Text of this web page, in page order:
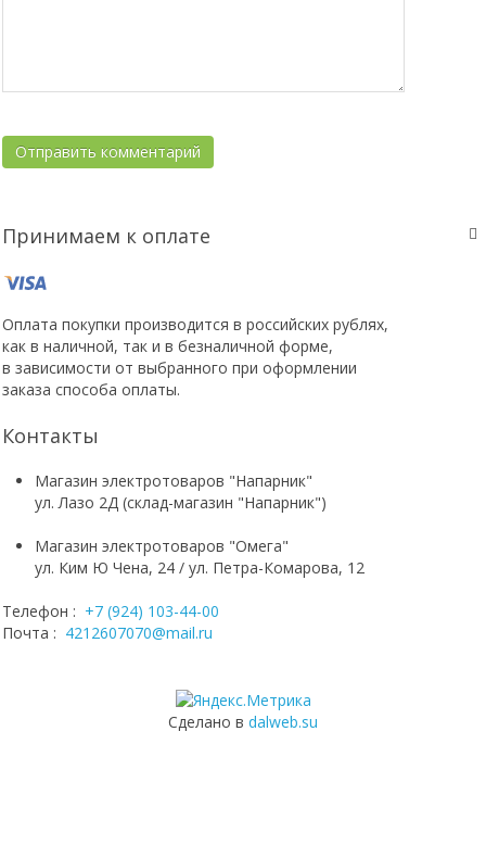
Принимаем к оплате
Оплата покупки производится в российских рублях,
как в наличной, так и в безналичной форме,
в зависимости от выбранного при оформлении
заказа способа оплаты.
Контакты
Магазин электротоваров "Напарник"
ул. Лазо 2Д (склад-магазин "Напарник")
Магазин электротоваров "Омега"
ул. Ким Ю Чена, 24 / ул. Петра-Комарова, 12
Телефон : +7 (924) 103-44-00
Почта : 4212607070@mail.ru
Сделано в dalweb.su